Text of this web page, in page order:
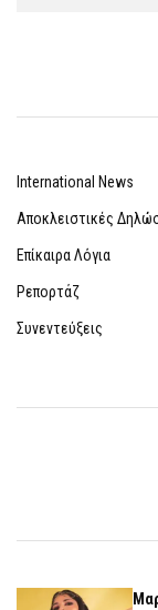
International News
Αποκλειστικές
Επίκαιρα Λόγια
Ρεπορτάζ
Συνεντεύξεις